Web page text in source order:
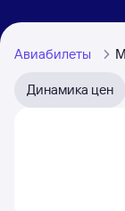
Авиабилеты
Динамика цен